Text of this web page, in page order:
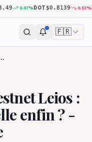
0.07%DOT$0.8139 0.53%
🇫🇷
se réveille-t-elle enfin ? - La Crypto Monnaie
Leios :
enfin ? -